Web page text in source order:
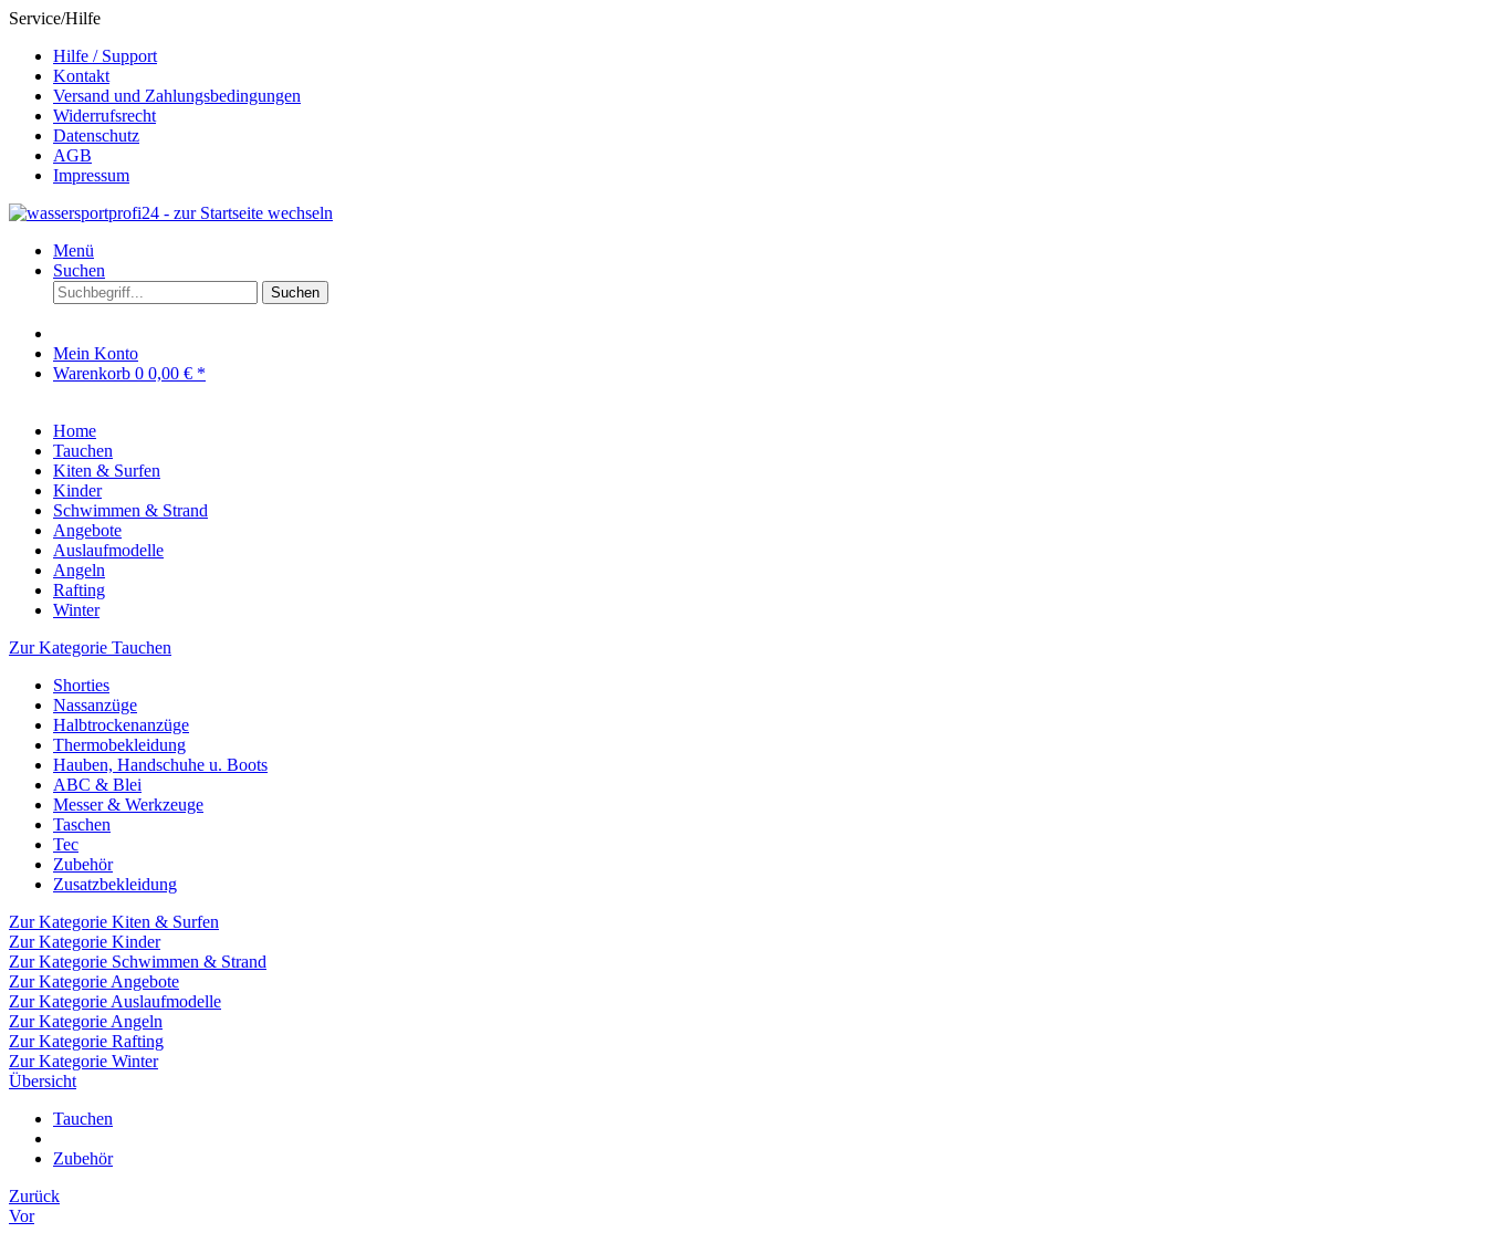
Service/Hilfe
Hilfe / Support
Kontakt
Versand und Zahlungsbedingungen
Widerrufsrecht
Datenschutz
AGB
Impressum
Menü
Suchen
Suchen
Mein Konto
Warenkorb 0 0,00 € *
Home
Tauchen
Kiten & Surfen
Kinder
Schwimmen & Strand
Angebote
Auslaufmodelle
Angeln
Rafting
Winter
Zur Kategorie Tauchen
Shorties
Nassanzüge
Halbtrockenanzüge
Thermobekleidung
Hauben, Handschuhe u. Boots
ABC & Blei
Messer & Werkzeuge
Taschen
Tec
Zubehör
Zusatzbekleidung
Zur Kategorie Kiten & Surfen
Zur Kategorie Kinder
Zur Kategorie Schwimmen & Strand
Zur Kategorie Angebote
Zur Kategorie Auslaufmodelle
Zur Kategorie Angeln
Zur Kategorie Rafting
Zur Kategorie Winter
Übersicht
Tauchen
Zubehör
Zurück
Vor